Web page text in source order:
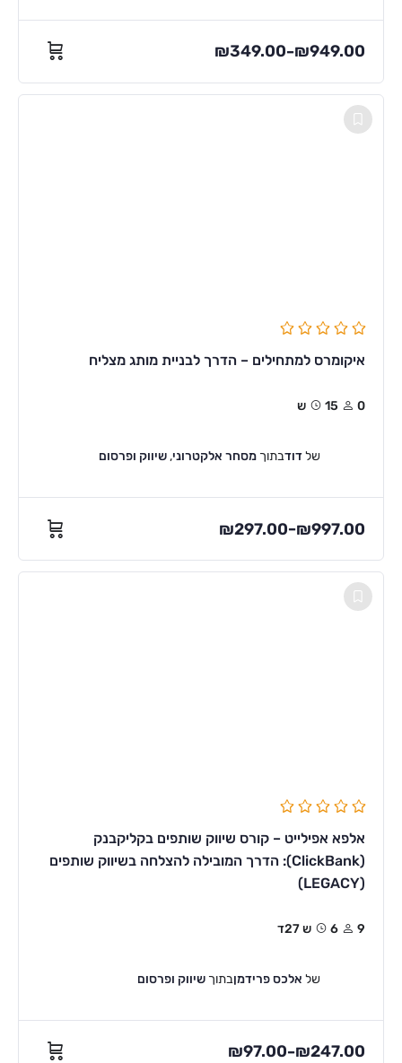
₪349.00–₪949.00
איקומרס למתחילים – הדרך לבניית מותג מצליח
0 15ש
שלדודבתוך מסחר אלקטרוני, שיווק ופרסום
₪297.00–₪997.00
אלפא אפילייט – קורס שיווק שותפים בקליקבנק
(ClickBank): הדרך המובילה להצלחה בשיווק שותפים
(LEGACY)
9 6ש 27ד
של אלכס פרידמןבתוך שיווק ופרסום
₪97.00–₪247.00